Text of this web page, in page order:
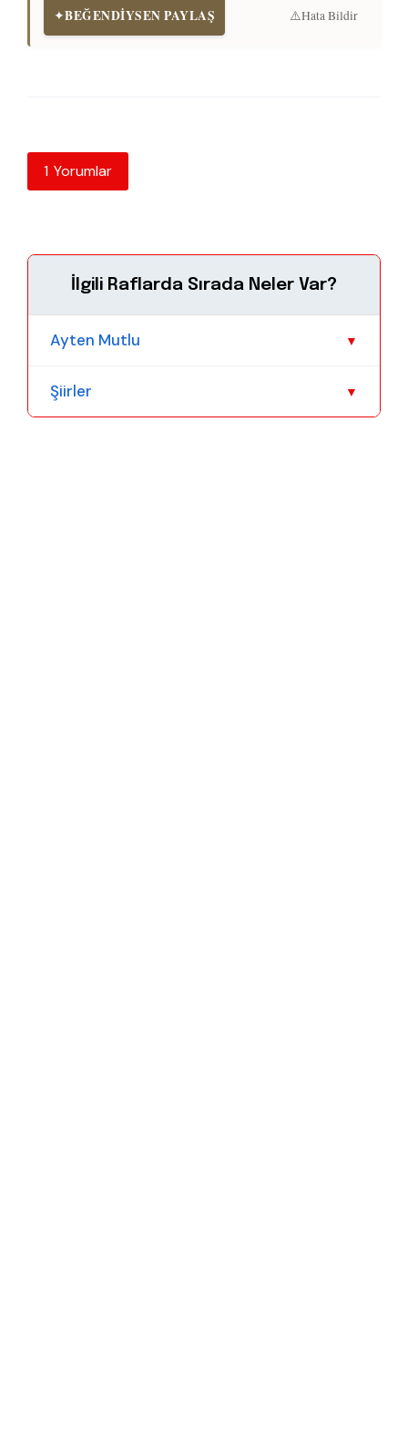
✦BEĞENDİYSEN PAYLAŞ ⚠️Hata Bildir
1 Yorumlar
İlgili Raflarda Sırada Neler Var?
Ayten Mutlu ▼
Şiirler ▼